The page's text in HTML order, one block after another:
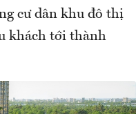
cư dân khu đô thị
khách tới thành